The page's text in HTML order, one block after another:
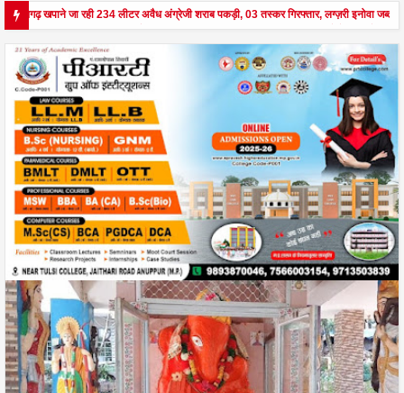
खपाने जा रही 234 लीटर अवैध अंग्रेजी शराब पकड़ी, 03 तस्कर गिरफ्तार, लग्ज़री इनोवा जब्त
अनूपपुर - घर पर किसान व नौकरानी का मिला रक्तरंजित शव, पत्नी गंभीर घायल में मेडिकल रेफर